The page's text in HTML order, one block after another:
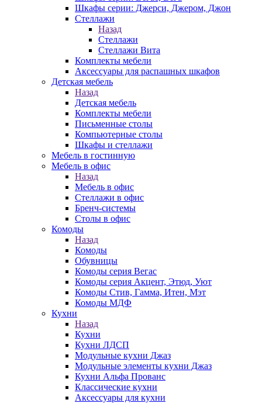
Шкафы серии: Джерси, Джером, Джон
Стеллажи
Назад
Стеллажи
Стеллажи Вита
Комплекты мебели
Аксессуары для распашных шкафов
Детская мебель
Назад
Детская мебель
Комплекты мебели
Письменные столы
Компьютерные столы
Шкафы и стеллажи
Мебель в гостинную
Мебель в офис
Назад
Мебель в офис
Стеллажи в офис
Бренч-системы
Столы в офис
Комоды
Назад
Комоды
Обувницы
Комоды серия Вегас
Комоды серия Акцент, Этюд, Уют
Комоды Стив, Гамма, Итен, Мэт
Комоды МДФ
Кухни
Назад
Кухни
Кухни ЛДСП
Модульные кухни Джаз
Модульные элементы кухни Джаз
Кухни Альфа Прованс
Классические кухни
Аксессуары для кухни